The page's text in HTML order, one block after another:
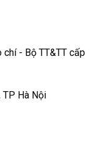
chí - Bộ TT&TT cấp
TP Hà Nội